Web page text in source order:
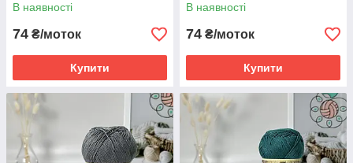
В наявності
74 ₴/моток
Купити
В наявності
74 ₴/моток
Купити